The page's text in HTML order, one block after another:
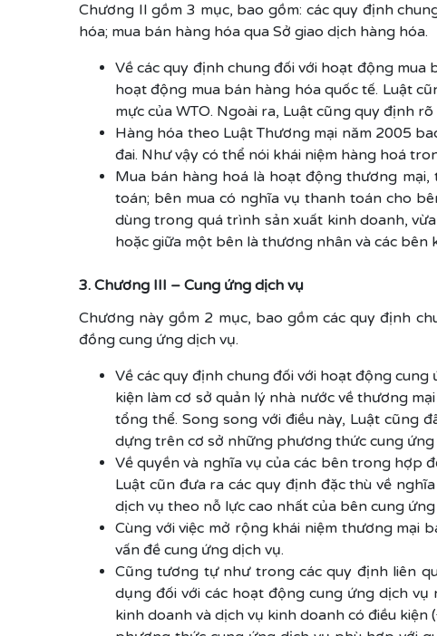
Chương II gồm 3 mục, bao gồm: các quy định
hóa; mua bán hàng hóa qua Sở giao dịch hàng hóa.
Về các quy định chung đối với hoạt động
hoạt động mua bán hàng hóa quốc tế. Luật
mực của WTO. Ngoài ra, Luật cũng quy định
Hàng hóa theo Luật Thương mại năm 2005
đai. Như vậy có thể nói khái niệm hàng hoá
Mua bán hàng hoá là hoạt động thương
toán; bên mua có nghĩa vụ thanh toán cho
dùng trong quá trình sản xuất kinh doanh,
hoặc giữa một bên là thương nhân và các bên
3. Chương III – Cung ứng dịch vụ
Chương này gồm 2 mục, bao gồm các quy định
đồng cung ứng dịch vụ.
Về các quy định chung đối với hoạt động
kiện làm cơ sở quản lý nhà nước về thương
tổng thể. Song song với điều này, Luật cũng
dựng trên cơ sở những phương thức cung ứng
Về quyền và nghĩa vụ của các bên trong hợp
Luật cũn đưa ra các quy định đặc thù về
dịch vụ theo nỗ lực cao nhất của bên cung ứng
Cùng với việc mở rộng khái niệm thương mại
vấn đề cung ứng dịch vụ.
Cũng tương tự như trong các quy định liên
dụng đối với các hoạt động cung ứng dịch
kinh doanh và dịch vụ kinh doanh có điều